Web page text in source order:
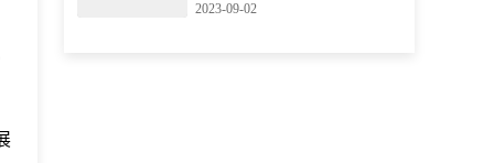
2023-09-02